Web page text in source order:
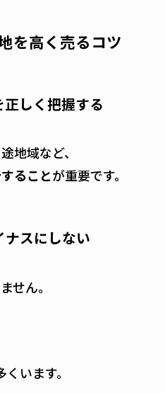
を高く売るコツ
しく把握する
地域など、
ることが重要です。
スにしない
せん。
います。